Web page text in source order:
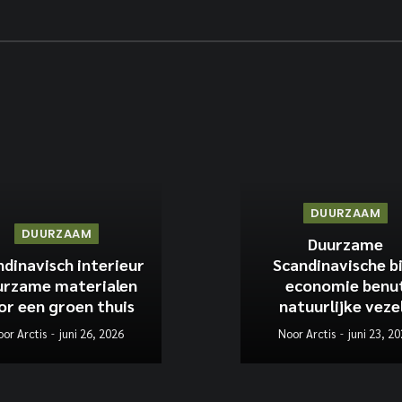
DUURZAAM
interieur
materialen
een groen thuis
Arctis juni 26, 2026
DUURZAAM
Duurzame
Scandinavische
economie
natuurlijke
Noor Arctis juni 23,